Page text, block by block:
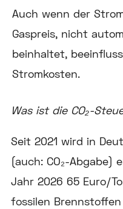
Auch wenn der
Gaspreis, nicht
beinhaltet,
Stromkosten.
Was ist die CO₂-
Seit 2021 wird in
(auch: CO₂-Abgabe)
Jahr 2026 65 Euro/
fossilen Brennstoffen